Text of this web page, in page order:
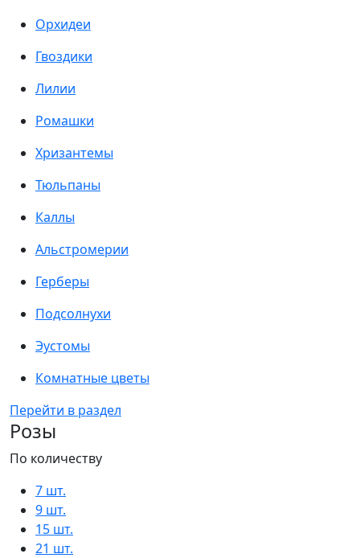
Орхидеи
Гвоздики
Лилии
Ромашки
Хризантемы
Тюльпаны
Каллы
Альстромерии
Герберы
Подсолнухи
Эустомы
Комнатные цветы
Перейти в раздел
Розы
По количеству
7 шт.
9 шт.
15 шт.
21 шт.